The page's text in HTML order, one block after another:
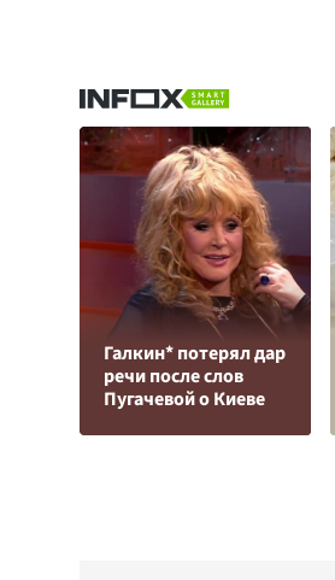
Галкин* потерял дар
речи после слов
Пугачевой о Киеве